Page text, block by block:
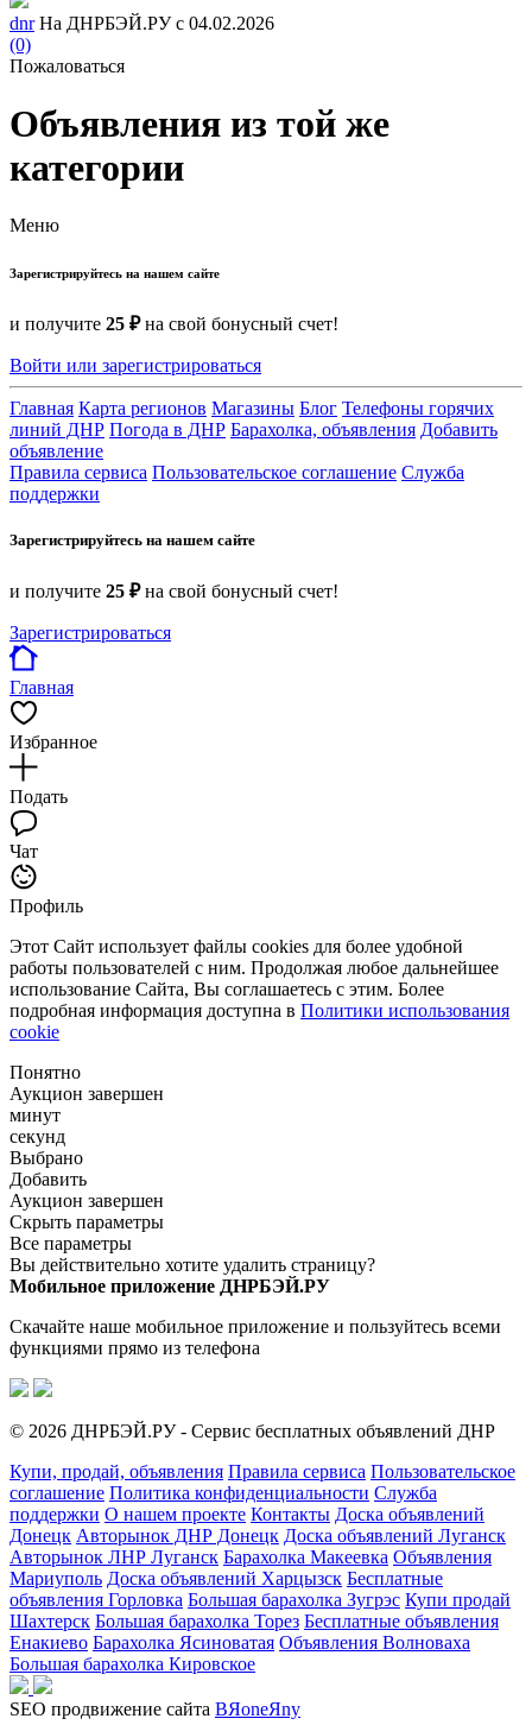
dnr На ДНРБЭЙ.РУ с 04.02.2026
(0)
Пожаловаться
Объявления из той же
категории
Меню
Зарегистрируйтесь на нашем сайте
и получите 25 ₽на свой бонусный счет!
Войти или зарегистрироваться
Главная Карта регионов Магазины Блог Телефоны горячих
линий ДНР Погода в ДНР Барахолка, объявления Добавить
объявление
Правила сервиса Пользовательское соглашение Служба
поддержки
Зарегистрируйтесь на нашем сайте
и получите 25 ₽на свой бонусный счет!
Зарегистрироваться
Главная
Избранное
Подать
Чат
Профиль
Этот Сайт использует файлы cookies для более удобной
работы пользователей с ним. Продолжая любое дальнейшее
использование Сайта, Вы соглашаетесь с этим. Более
подробная информация доступна в Политики использования
cookie
Понятно
Аукцион завершен
минут
секунд
Выбрано
Добавить
Аукцион завершен
Скрыть параметры
Все параметры
Вы действительно хотите удалить страницу?
Мобильное приложение ДНРБЭЙ.РУ
Скачайте наше мобильное приложение и пользуйтесь всеми
функциями прямо из телефона
© 2026 ДНРБЭЙ.РУ - Сервис бесплатных объявлений ДНР
Купи, продай, объявления Правила сервиса Пользовательское
соглашение Политика конфиденциальности Служба
поддержки О нашем проекте Контакты Доска объявлений
Донецк Авторынок ДНР Донецк Доска объявлений Луганск
Авторынок ЛНР Луганск Барахолка Макеевка Объявления
Мариуполь Доска объявлений Харцызск Бесплатные
объявления Горловка Большая барахолка Зугрэс Купи продай
Шахтерск Большая барахолка Торез Бесплатные объявления
Енакиево Барахолка Ясиноватая Объявления Волноваха
Большая барахолка Кировское
SEO продвижение сайта BЯoneЯny